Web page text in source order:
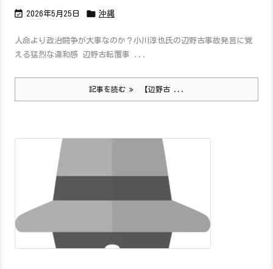
 2026年5月25日  沖縄
人命より政治闘争が大事なのか？小川淳也氏の辺野古事故発言に覚
える猛烈な違和感 辺野古転覆事 ...
記事を読む 【辺野古 ...